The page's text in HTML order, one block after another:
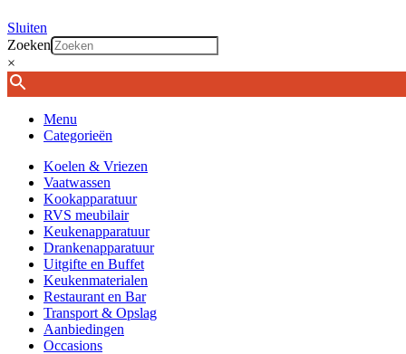
Sluiten
Zoeken
×
Menu
Categorieën
Koelen & Vriezen
Vaatwassen
Kookapparatuur
RVS meubilair
Keukenapparatuur
Drankenapparatuur
Uitgifte en Buffet
Keukenmaterialen
Restaurant en Bar
Transport & Opslag
Aanbiedingen
Occasions